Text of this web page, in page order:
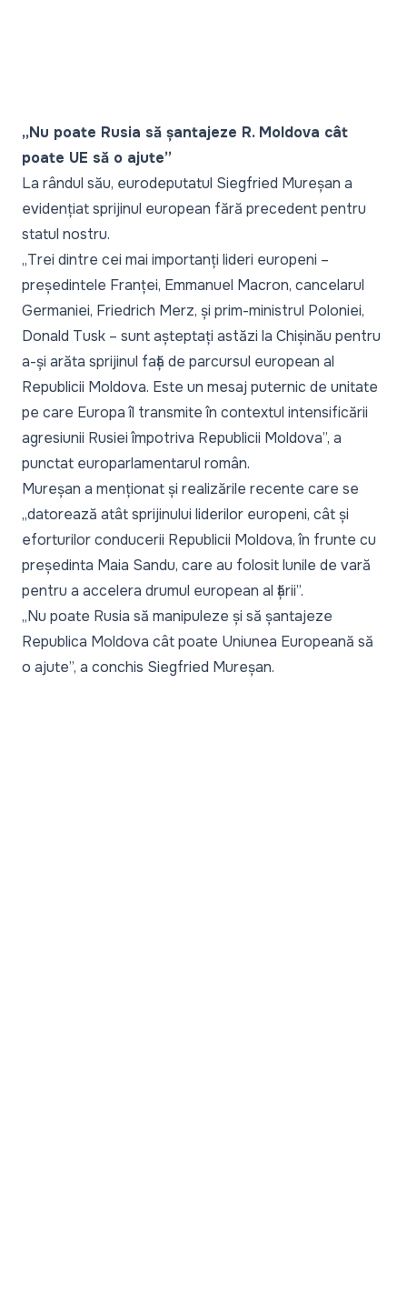
„Nu poate Rusia să șantajeze R. Moldova cât
poate UE să o ajute”
La rândul său, eurodeputatul Siegfried Mureșan a
evidențiat sprijinul european fără precedent pentru
statul nostru.
„Trei dintre cei mai importanți lideri europeni –
președintele Franței, Emmanuel Macron, cancelarul
Germaniei, Friedrich Merz, și prim-ministrul Poloniei,
Donald Tusk – sunt așteptați astăzi la Chișinău pentru
a-și arăta sprijinul față de parcursul european al
Republicii Moldova. Este un mesaj puternic de unitate
pe care Europa îl transmite în contextul intensificării
agresiunii Rusiei împotriva Republicii Moldova”, a
punctat europarlamentarul român.
Mureșan a menționat și realizările recente care se
„datorează atât sprijinului liderilor europeni, cât și
eforturilor conducerii Republicii Moldova, în frunte cu
președinta Maia Sandu, care au folosit lunile de vară
pentru a accelera drumul european al țării”.
„Nu poate Rusia să manipuleze și să șantajeze
Republica Moldova cât poate Uniunea Europeană să
o ajute”, a conchis Siegfried Mureșan.